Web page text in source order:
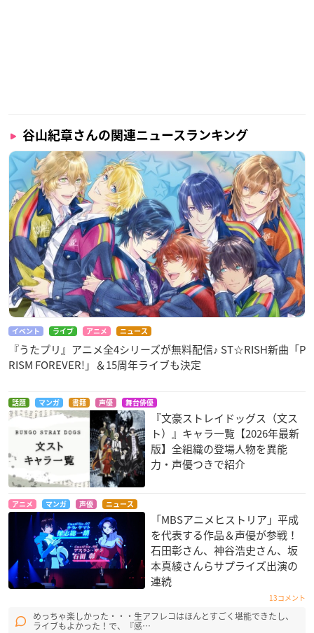
谷山紀章さんの関連ニュースランキング
イベント ライブ アニメ ニュース
『うたプリ』アニメ全4シリーズが無料配信♪ ST☆RISH新曲「P
RISM FOREVER!」＆15周年ライブも決定
話題 マンガ 書籍 声優 舞台俳優
『文豪ストレイドッグス（文ス
ト）』キャラ一覧【2026年最新
版】全組織の登場人物を異能
力・声優つきで紹介
アニメ マンガ 声優 ニュース
「MBSアニメヒストリア」平成
を代表する作品＆声優が参戦！
石田彰さん、神谷浩史さん、坂
本真綾さんらサプライズ出演の
連続
13コメント
めっちゃ楽しかった・・・生アフレコはほんとすごく堪能できたし、
ライブもよかった！で、『感…